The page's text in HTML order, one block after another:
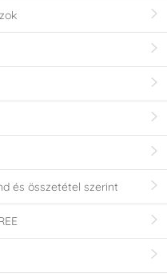
és összetétel szerint